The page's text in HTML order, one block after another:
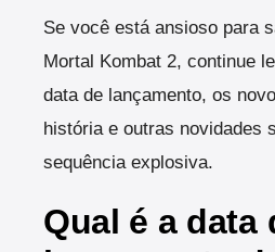
Se você está ansioso para
Mortal Kombat 2, continue
data de lançamento, os
história e outras novidades
sequência explosiva.
Qual é a data